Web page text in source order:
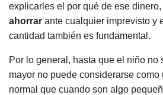
explicarles el por qué de ese dinero,
ahorrar ante cualquier imprevisto y
cantidad también es fundamental.
Por lo general, hasta que el niño no
mayor no puede considerarse como
normal que cuando son algo